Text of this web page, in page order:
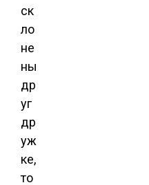
ск
ло
не
ны
др
уг
др
уж
ке,
то